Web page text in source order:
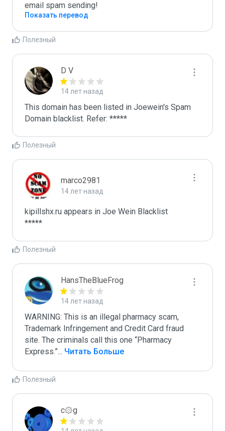
email spam sending!
Показать перевод
Полезный
D V
14 лет назад
This domain has been listed in Joewein's Spam
Domain blacklist. Refer: *****
Полезный
marco2981
14 лет назад
kipillshx.ru appears in Joe Wein Blacklist
*****
Полезный
HansTheBlueFrog
14 лет назад
WARNING: This is an illegal pharmacy scam,
Trademark Infringement and Credit Card fraud
site. The criminals call this one “Pharmacy
Express.”... Читать Больше
Полезный
c۞g